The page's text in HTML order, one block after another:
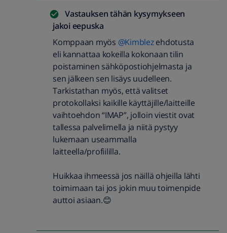
Vastauksen tähän kysymykseen
jakoi eepuska
Komppaan myös ​ @Kimblezehdotusta
eli kannattaa kokeilla kokonaan tilin
poistaminen sähköpostiohjelmasta ja
sen jälkeen sen lisäys uudelleen.
Tarkistathan myös, että valitset
protokollaksi kaikille käyttäjille/laitteille
vaihtoehdon “IMAP”, jolloin viestit ovat
tallessa palvelimella ja niitä pystyy
lukemaan useammalla
laitteella/profiililla.
Huikkaa ihmeessä jos näillä ohjeilla lähti
toimimaan tai jos jokin muu toimenpide
auttoi asiaan.😊